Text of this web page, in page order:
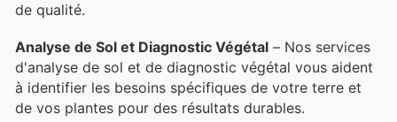
de qualité.
Analyse de Sol et Diagnostic Végétal – Nos services
d'analyse de sol et de diagnostic végétal vous aident
à identifier les besoins spécifiques de votre terre et
de vos plantes pour des résultats durables.